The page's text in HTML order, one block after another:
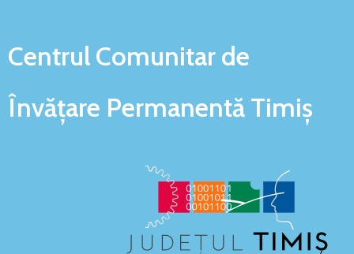
PLATFORME
STUDII
Centrul Comunitar de
Învățare Permanentă Timiș